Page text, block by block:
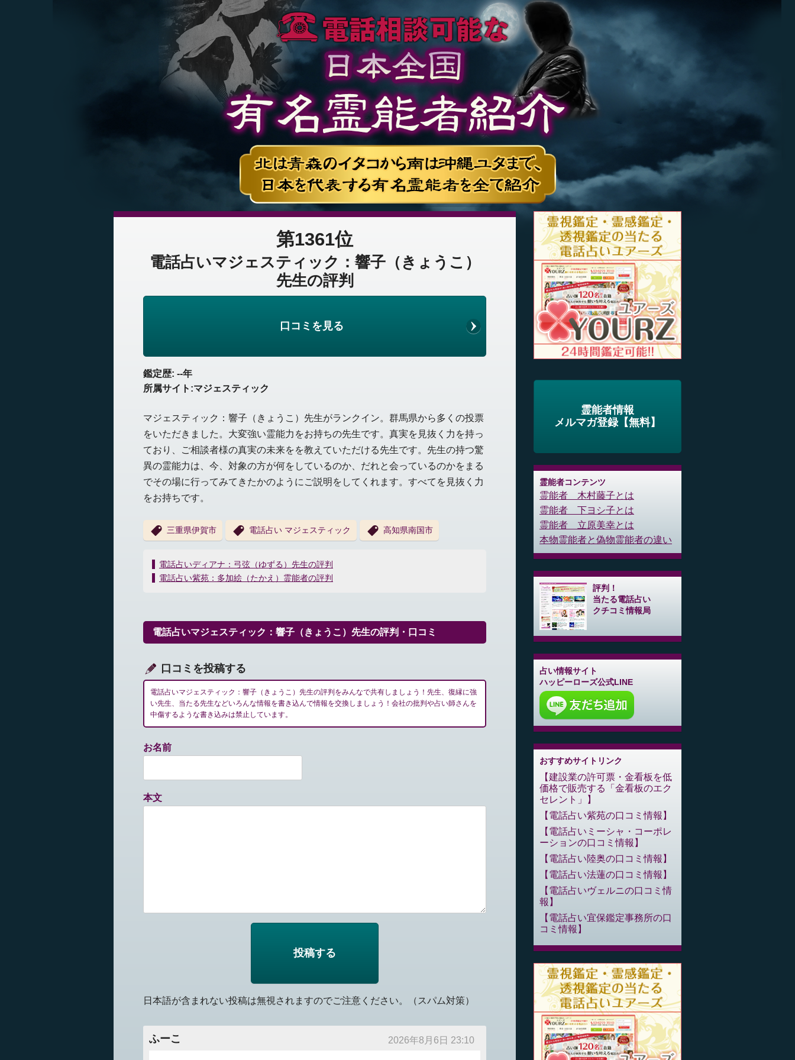
第1361位
電話占いマジェスティック：響子（きょうこ）
先生の評判
口コミを見る
鑑定歴: --年
所属サイト:マジェスティック
マジェスティック：響子（きょうこ）先生がランクイン。群馬県から多くの投票
をいただきました。大変強い霊能力をお持ちの先生です。真実を見抜く力を持っ
ており、ご相談者様の真実の未来をを教えていただける先生です。先生の持つ驚
異の霊能力は、今、対象の方が何をしているのか、だれと会っているのかをまる
でその場に行ってみてきたかのようにご説明をしてくれます。すべてを見抜く力
をお持ちです。
三重県伊賀市 電話占い マジェスティック 高知県南国市
投
稿
ー
シ
ン
電話占いディアナ：弓弦（ゆずる）先生の評判
電話占い紫苑：多加絵（たかえ）霊能者の評判
電話占いマジェスティック：響子（きょうこ）先生の評判・口コミ
口コミを投稿する
電話占いマジェスティック：響子（きょうこ）先生の評判をみんなで共有しましょう！先生、復縁に強
い先生、当たる先生などいろんな情報を書き込んで情報を交換しましょう！会社の批判や占い師さんを
中傷するような書き込みは禁止しています。
お名前
本文
日本語が含まれない投稿は無視されますのでご注意ください。（スパム対策）
ふーこ 2026年8月6日 23:10
霊能者情報
メルマガ登録【無料】
霊能者コンテンツ
霊能者 木村藤子とは
霊能者 下ヨシ子とは
霊能者 立原美幸とは
本物霊能者と偽物霊能者の違い
評判！
当たる電話占い
クチコミ情報局
占い情報サイト
ハッピーローズ公式LINE
おすすめサイトリンク
建設業の許可票・金看板を低
価格で販売する「金看板のエク
セレント」
電話占い紫苑の口コミ情報
電話占いミーシャ・コーポレ
ーションの口コミ情報
電話占い陸奥の口コミ情報
電話占い法蓮の口コミ情報
電話占いヴェルニの口コミ情
報
電話占い宜保鑑定事務所の口
コミ情報